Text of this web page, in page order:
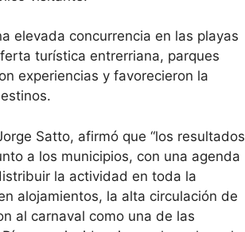
elevada concurrencia en las playas
turística entrerriana, parques
experiencias y favorecieron la
Satto, afirmó que “los resultados
a los municipios, con una agenda
la actividad en toda la
alojamientos, la alta circulación de
al carnaval como una de las